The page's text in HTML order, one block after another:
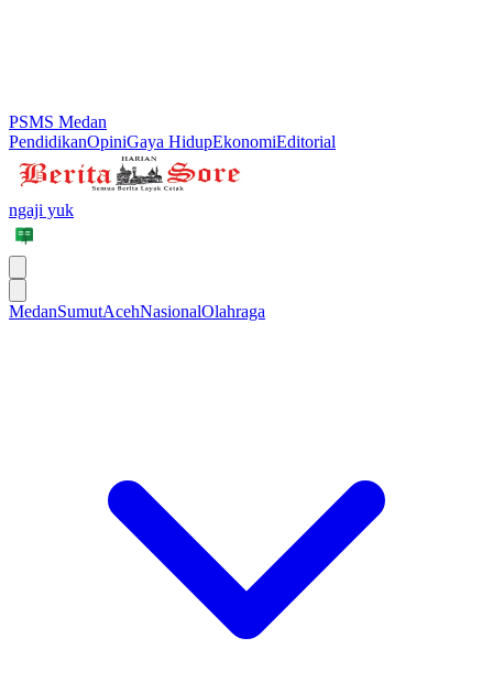
PSMS Medan
PendidikanOpiniGaya HidupEkonomiEditorial
ngaji yuk
MedanSumutAcehNasionalOlahraga